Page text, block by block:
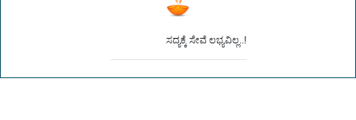
ಸದ್ಯಕ್ಕೆ ಸೇವೆ ಲಭ್ಯವಿಲ್ಲ..!